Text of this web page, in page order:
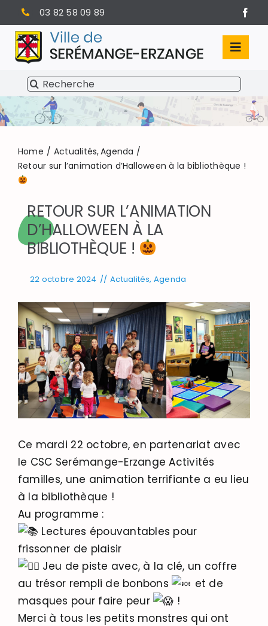
Passer
au
contenu
03 82 58 09 89
SÉRÉMANGE-ERZANGE
VIE MUNICIPALE
VIVRE À SERÉMANGE-ERZANGE
INFOS PRATIQUES
Rechercher:
Home Actualités Agenda
Retour sur l’animation d’Halloween à la bibliothèque !
RETOUR SUR L’ANIMATION
D’HALLOWEEN À LA
BIBLIOTHÈQUE !
22 octobre 2024 // Actualités, Agenda
Ce mardi 22 octobre, en partenariat avec
le CSC Serémange-Erzange Activités
familles, une animation terrifiante a eu lieu
à la bibliothèque !
Au programme :
Lectures épouvantables pour
frissonner de plaisir
Jeu de piste avec, à la clé, un coffre
au trésor rempli de bonbons
et de
masques pour faire peur
!
Merci à tous les petits monstres qui ont